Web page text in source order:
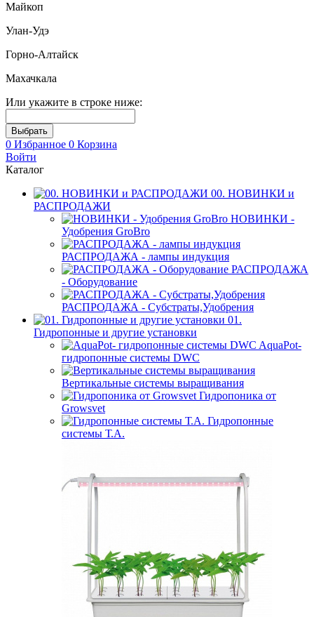
Майкоп
Улан-Удэ
Горно-Алтайск
Махачкала
Или укажите в строке ниже:
0 Избранное 0 Корзина
Войти
Каталог
00. НОВИНКИ и
РАСПРОДАЖИ
НОВИНКИ -
Удобрения GroBro
РАСПРОДАЖА - лампы индукция
РАСПРОДАЖА
- Оборудование
РАСПРОДАЖА - Субстраты,Удобрения
01.
Гидропонные и другие установки
AquaPot-
гидропонные системы DWC
Вертикальные системы выращивания
Гидропоника от
Growsvet
Гидропонные
системы Т.A.